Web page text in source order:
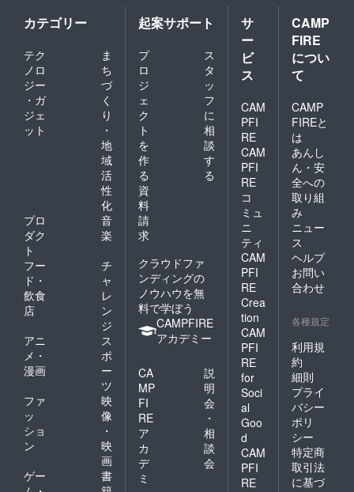
典①の
『選手
サイ
ン』
は、選
手の指
定は不
ベスト
電器ス
タジア
ム内/場
所/掲載
期間は
未定
スポ
ンサー
ボード
に掲出
するお
名前を
「備考
くださ
特段
の記載
がない
場合は
ご本名
を掲出
させて
いただ
きま
す。
せてい
ただき
ます。
【ユニ
フォー
ムサイ
イズ 着
丈 身幅
裾幅 袖
丈 袖口
幅 天幅
72cm
106cm
106cm
22cm
17cm
18.5cm
【限定
数】 サ
イズ 限
20
支援金
額には
送料を
含みま
す。
カテゴリー
テク
ノロ
ジー
・ガ
ジェ
ット
ま
ち
づ
く
り
・
地
域
活
性
化
プロ
ダク
ト
音
楽
フー
ド・
飲食
店
チ
ャ
レ
ン
ジ
アニ
メ・
漫画
ス
ポ
ー
ツ
ファ
ッ
ショ
ン
映
像
・
映
画
ゲー
書
起案サポート
プ
ロ
ジ
ェ
ク
ト
を
作
る
ス
タ
ッ
フ
に
相
談
す
る
資
料
請
求
クラウドファ
ンディングの
ノウハウを無
料で学ぼう
CAMPFIRE
アカデミー
CA
MP
FI
RE
ア
カ
デ
ミ
説
明
会
・
相
談
会
サ
ー
ビ
ス
CAM
PFI
RE
CAM
PFI
RE
コ
ミュ
ニ
ティ
CAM
PFI
RE
Crea
tion
CAM
PFI
RE
for
Soci
al
Goo
d
CAM
PFI
RE
CAMP
FIRE
につい
て
CAMP
FIREと
は
あんし
ん・安
全への
取り組
み
ニュー
ス
ヘルプ
お問い
合わせ
各種規定
利用規
約
細則
プライ
バシー
ポリ
シー
特定商
取引法
に基づ